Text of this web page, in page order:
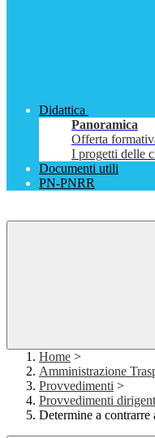
Didattica
Panoramica
Offerta
I progetti delle
Documenti utili
PN-PNRR
Home >
Amministrazione
Provvedimenti >
Provvedimenti
Determine a contrarre